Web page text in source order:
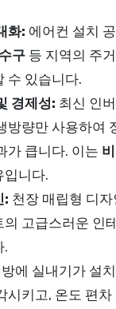
화: 에어컨 설치
구 등 지역의 주
수 있습니다.
경제성: 최신 인
방량만 사용하여
가 큽니다. 이는
입니다.
: 천장 매립형 디자
의 고급스러운 인
.
에 실내기가 설
시키고, 온도 편